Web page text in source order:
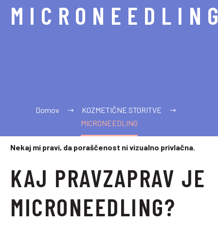
Domov
KOZMETIČNE STORITVE
MICRONEEDLING
Nekaj mi pravi, da poraščenost ni vizualno privlačna.
KAJ PRAVZAPRAV JE
MICRONEEDLING?